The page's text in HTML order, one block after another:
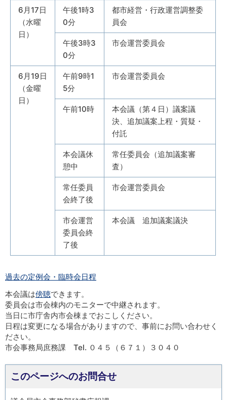
6月17日
（水曜
日）
午後1時3
0分
都市経営・行政運営調整委
員会
午後3時3
0分
市会運営委員会
6月19日
（金曜
日）
午前9時1
5分
市会運営委員会
午前10時
本会議（第４日）議案議
決、追加議案上程・質疑・
付託
本会議休
憩中
常任委員会（追加議案審
査）
常任委員
会終了後
市会運営委員会
市会運営
委員会終
了後
本会議 追加議案議決
過去の定例会・臨時会日程
本会議は傍聴できます。
委員会は市会棟内のモニターで中継されます。
当日に市庁舎内市会棟までおこしください。
日程は変更になる場合がありますので、事前にお問い合わせく
ださい。
市会事務局庶務課 Tel. ０４５（６７１）３０４０
このページへのお問合せ